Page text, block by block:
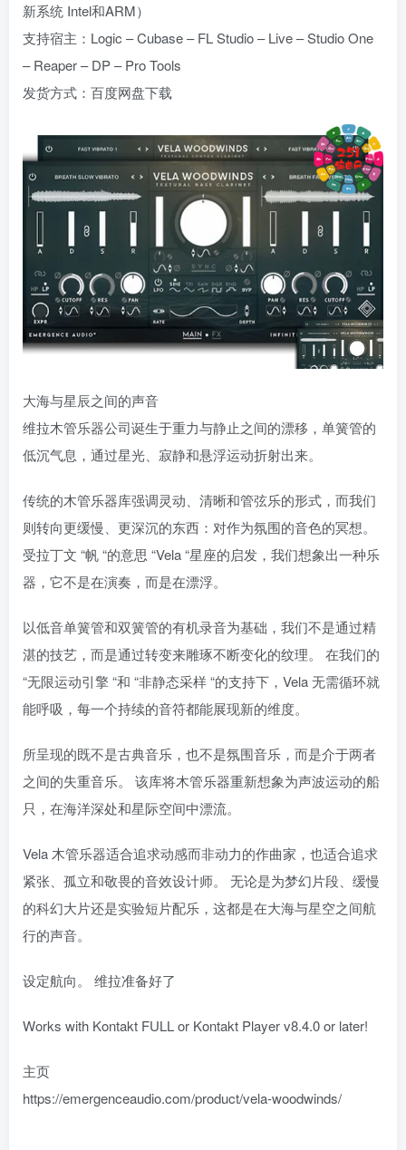
新系统 Intel和ARM）
支持宿主：Logic – Cubase – FL Studio – Live – Studio One
– Reaper – DP – Pro Tools
发货方式：百度网盘下载
大海与星辰之间的声音
维拉木管乐器公司诞生于重力与静止之间的漂移，单簧管的
低沉气息，通过星光、寂静和悬浮运动折射出来。
传统的木管乐器库强调灵动、清晰和管弦乐的形式，而我们
则转向更缓慢、更深沉的东西：对作为氛围的音色的冥想。
受拉丁文 “帆 “的意思 “Vela “星座的启发，我们想象出一种乐
器，它不是在演奏，而是在漂浮。
以低音单簧管和双簧管的有机录音为基础，我们不是通过精
湛的技艺，而是通过转变来雕琢不断变化的纹理。 在我们的
“无限运动引擎 “和 “非静态采样 “的支持下，Vela 无需循环就
能呼吸，每一个持续的音符都能展现新的维度。
所呈现的既不是古典音乐，也不是氛围音乐，而是介于两者
之间的失重音乐。 该库将木管乐器重新想象为声波运动的船
只，在海洋深处和星际空间中漂流。
Vela 木管乐器适合追求动感而非动力的作曲家，也适合追求
紧张、孤立和敬畏的音效设计师。 无论是为梦幻片段、缓慢
的科幻大片还是实验短片配乐，这都是在大海与星空之间航
行的声音。
设定航向。 维拉准备好了
Works with Kontakt FULL or Kontakt Player v8.4.0 or later!
主页
https://emergenceaudio.com/product/vela-woodwinds/